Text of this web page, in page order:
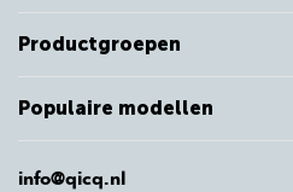
Productgroepen
Populaire modellen
info@qicq.nl